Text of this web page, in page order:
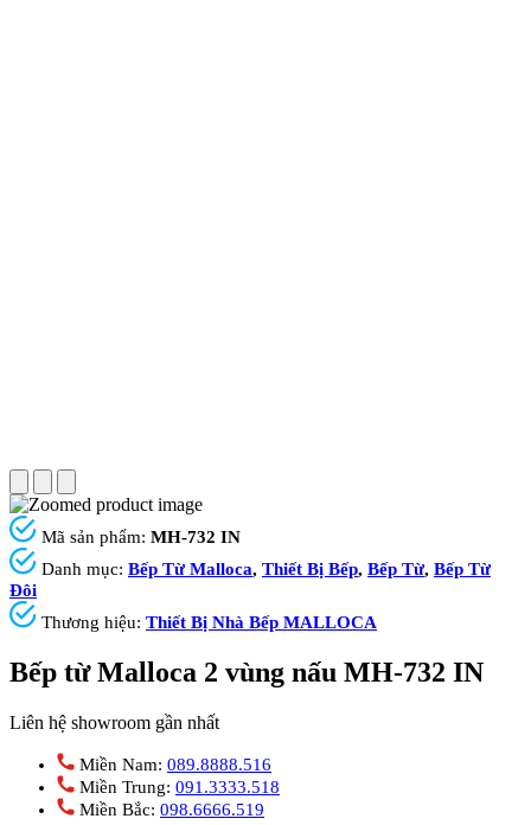
Mã sản phẩm: MH-732 IN
Danh mục: Bếp Từ Malloca, Thiết Bị Bếp, Bếp Từ, Bếp Từ
Đôi
Thương hiệu: Thiết Bị Nhà Bếp MALLOCA
Bếp từ Malloca 2 vùng nấu MH-732 IN
Liên hệ showroom gần nhất
Miền Nam: 089.8888.516
Miền Trung: 091.3333.518
Miền Bắc: 098.6666.519